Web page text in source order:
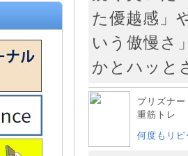
た優越感」
いう傲慢さ
かとハッと
プリズナ
重筋トレ
何度もリ